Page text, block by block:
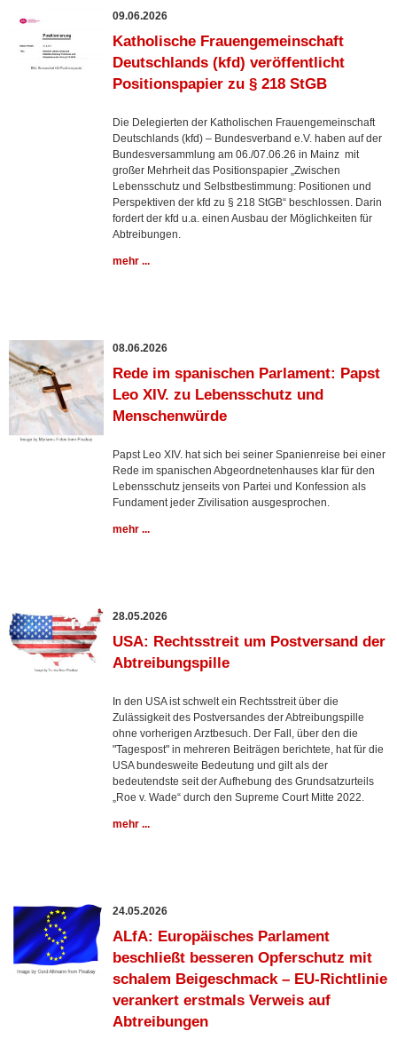
09.06.2026
Katholische Frauengemeinschaft
Deutschlands (kfd) veröffentlicht
Positionspapier zu § 218 StGB
Die Delegierten der Katholischen Frauengemeinschaft
Deutschlands (kfd) – Bundesverband e.V. haben auf der
Bundesversammlung am 06./07.06.26 in Mainz mit
großer Mehrheit das Positionspapier „Zwischen
Lebensschutz und Selbstbestimmung: Positionen und
Perspektiven der kfd zu § 218 StGB“ beschlossen. Darin
fordert der kfd u.a. einen Ausbau der Möglichkeiten für
Abtreibungen.
mehr ...
08.06.2026
Rede im spanischen Parlament: Papst
Leo XIV. zu Lebensschutz und
Menschenwürde
Papst Leo XIV. hat sich bei seiner Spanienreise bei einer
Rede im spanischen Abgeordnetenhauses klar für den
Lebensschutz jenseits von Partei und Konfession als
Fundament jeder Zivilisation ausgesprochen.
mehr ...
28.05.2026
USA: Rechtsstreit um Postversand der
Abtreibungspille
In den USA ist schwelt ein Rechtsstreit über die
Zulässigkeit des Postversandes der Abtreibungspille
ohne vorherigen Arztbesuch. Der Fall, über den die
"Tagespost" in mehreren Beiträgen berichtete, hat für die
USA bundesweite Bedeutung und gilt als der
bedeutendste seit der Aufhebung des Grundsatzurteils
„Roe v. Wade“ durch den Supreme Court Mitte 2022.
mehr ...
24.05.2026
ALfA: Europäisches Parlament
beschließt besseren Opferschutz mit
schalem Beigeschmack – EU-Richtlinie
verankert erstmals Verweis auf
Abtreibungen